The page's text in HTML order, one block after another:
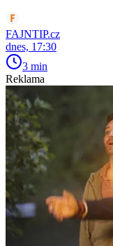
FAJNTIP.cz
dnes, 17:30
3 min
Reklama